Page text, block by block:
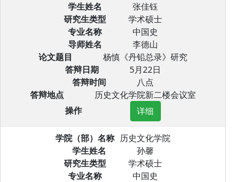
学生姓名
张佳钰
研究生类型
学术硕士
专业名称
中国史
导师姓名
李德山
论文题目
杨慎《丹铅总录》研究
答辩日期
5月22日
答辩时间
八点
答辩地点
历史文化学院新二楼会议室
操作
详细
学院（部）名称 历史文化学院
学生姓名
孙馨
研究生类型
学术硕士
专业名称
中国史